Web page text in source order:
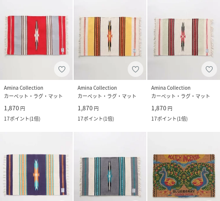
Amina Collection
カーペット・ラグ・マット
1,870 円
17ポイント(1倍)
Amina Collection
カーペット・ラグ・マット
1,870 円
17ポイント(1倍)
Amina Collection
カーペット・ラグ・マット
1,870 円
17ポイント(1倍)